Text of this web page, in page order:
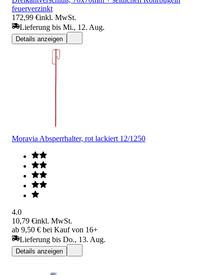
feuerverzinkt
172,99 €inkl. MwSt.
Lieferung bis Mi., 12. Aug.
Details anzeigen
Moravia Absperrhalter, rot lackiert 12/1250
4.0
10,79 €inkl. MwSt.
ab 9,50 € bei Kauf von 16+
Lieferung bis Do., 13. Aug.
Details anzeigen